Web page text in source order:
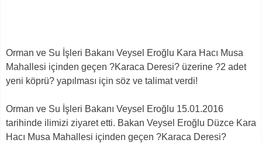
Orman ve Su İşleri Bakanı Veysel Eroğlu Kara Hacı Musa
Mahallesi içinden geçen ?Karaca Deresi? üzerine ?2 adet
yeni köprü? yapılması için söz ve talimat verdi!
Orman ve Su İşleri Bakanı Veysel Eroğlu 15.01.2016
tarihinde ilimizi ziyaret etti. Bakan Veysel Eroğlu Düzce Kara
Hacı Musa Mahallesi içinden geçen ?Karaca Deresi?